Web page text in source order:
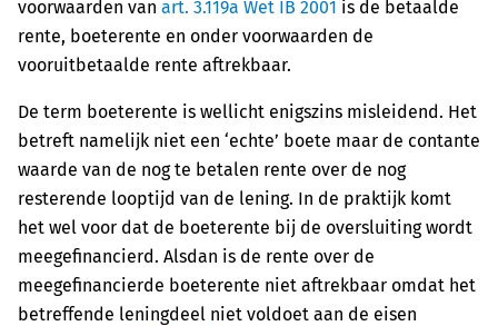
voorwaarden van art. 3.119a Wet IB 2001 is de betaalde
rente, boeterente en onder voorwaarden de
vooruitbetaalde rente aftrekbaar.
De term boeterente is wellicht enigszins misleidend. Het
betreft namelijk niet een ‘echte’ boete maar de contante
waarde van de nog te betalen rente over de nog
resterende looptijd van de lening. In de praktijk komt
het wel voor dat de boeterente bij de oversluiting wordt
meegefinancierd. Alsdan is de rente over de
meegefinancierde boeterente niet aftrekbaar omdat het
betreffende leningdeel niet voldoet aan de eisen